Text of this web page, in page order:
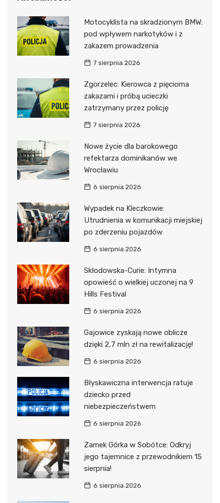
Motocyklista na skradzionym BMW:
pod wpływem narkotyków i z
zakazem prowadzenia
7 sierpnia 2026
Zgorzelec: Kierowca z pięcioma
zakazami i próbą ucieczki
zatrzymany przez policję
7 sierpnia 2026
Nowe życie dla barokowego
refektarza dominikanów we
Wrocławiu
6 sierpnia 2026
Wypadek na Kleczkowie:
Utrudnienia w komunikacji miejskiej
po zderzeniu pojazdów
6 sierpnia 2026
Skłodowska-Curie: Intymna
opowieść o wielkiej uczonej na 9
Hills Festival
6 sierpnia 2026
Gajowice zyskają nowe oblicze
dzięki 2,7 mln zł na rewitalizację!
6 sierpnia 2026
Błyskawiczna interwencja ratuje
dziecko przed
niebezpieczeństwem
6 sierpnia 2026
Zamek Górka w Sobótce: Odkryj
jego tajemnice z przewodnikiem 15
sierpnia!
6 sierpnia 2026